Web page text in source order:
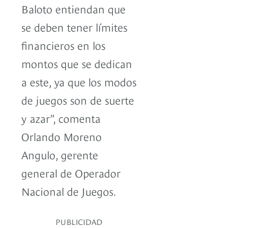
Baloto entiendan que
se deben tener límites
financieros en los
montos que se dedican
a este, ya que los modos
de juegos son de suerte
y azar”, comenta
Orlando Moreno
Angulo, gerente
general de Operador
Nacional de Juegos.
PUBLICIDAD